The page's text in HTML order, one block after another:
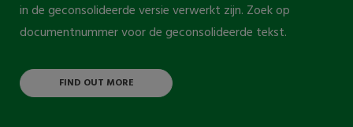
in de geconsolideerde versie verwerkt zijn. Zoek op
documentnummer voor de geconsolideerde tekst.
FIND OUT MORE